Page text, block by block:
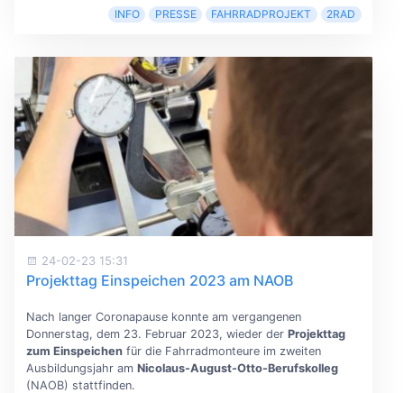
INFO PRESSE FAHRRADPROJEKT 2RAD
24-02-23 15:31
Projekttag Einspeichen 2023 am NAOB
Nach langer Coronapause konnte am vergangenen
Donnerstag, dem 23. Februar 2023, wieder der Projekttag
zum Einspeichenfür die Fahrradmonteure im zweiten
Ausbildungsjahr am Nicolaus-August-Otto-Berufskolleg
(NAOB) stattfinden.